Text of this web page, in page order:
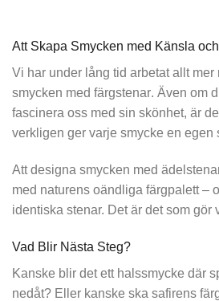
Att Skapa Smycken med Känsla
Vi har under lång tid arbetat allt mer
smycken med färgstenar. Även om
fascinera oss med sin skönhet, är
verkligen ger varje smycke en egen
Att designa smycken med
med naturens oändliga färgpalett –
identiska stenar. Det är det som gör
Vad Blir Nästa Steg?
Kanske blir det ett halssmycke där
nedåt? Eller kanske ska safirens